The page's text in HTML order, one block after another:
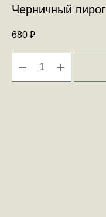
Черничный пирог
680 ₽